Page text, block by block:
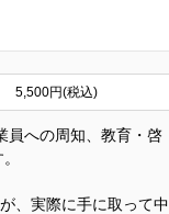
5,500円(税込)
員への周知、教育・啓
、実際に手に取って中